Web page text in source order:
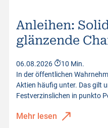
Anleihen:
glänzende
06.08.2026
10 Min.
In der öffentlichen
Aktien häufig unter. Das gilt
Festverzinslichen in punkto
Mehr lesen